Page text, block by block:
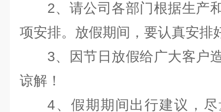
2、请公司各部门根据生产
项安排。放假期间，要认真安排
3、因节日放假给广大客户
谅解！
4、假期期间出行建议，